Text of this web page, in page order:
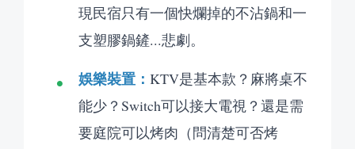
現民宿只有一個快爛掉的不沾鍋和一
支塑膠鍋鏟...悲劇。
娛樂裝置： KTV是基本款？麻將桌不
能少？Switch可以接大電視？還是需
要庭院可以烤肉（問清楚可否烤